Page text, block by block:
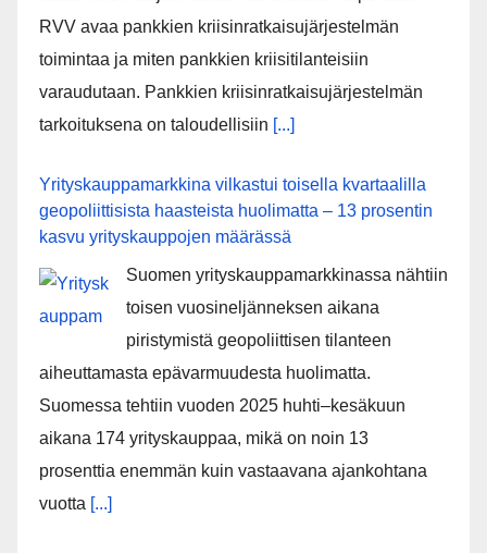
RVV avaa pankkien kriisinratkaisujärjestelmän
toimintaa ja miten pankkien kriisitilanteisiin
varaudutaan. Pankkien kriisinratkaisujärjestelmän
tarkoituksena on taloudellisiin [...]
Yrityskauppamarkkina vilkastui toisella kvartaalilla
geopoliittisista haasteista huolimatta – 13 prosentin
kasvu yrityskauppojen määrässä
Suomen yrityskauppamarkkinassa nähtiin
toisen vuosineljänneksen aikana
piristymistä geopoliittisen tilanteen
aiheuttamasta epävarmuudesta huolimatta.
Suomessa tehtiin vuoden 2025 huhti–kesäkuun
aikana 174 yrityskauppaa, mikä on noin 13
prosenttia enemmän kuin vastaavana ajankohtana
vuotta [...]